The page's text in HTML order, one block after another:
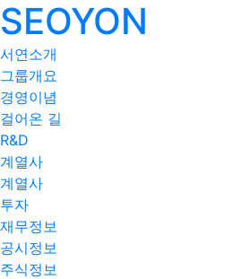
SEOYON
서연소개
그룹개요
경영이념
걸어온 길
R&D
계열사
계열사
투자
재무정보
공시정보
주식정보